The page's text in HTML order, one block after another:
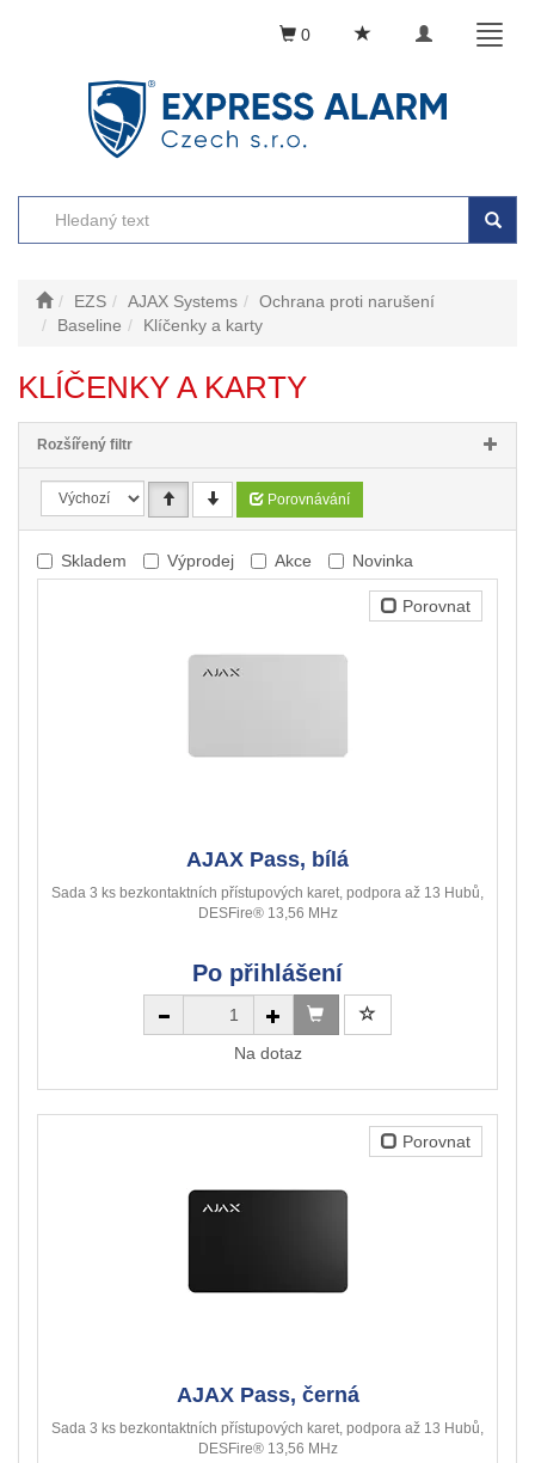
Toggle
0
EZS AJAX Systems
Ochrana proti narušení
Baseline
Klíčenky a karty
KLÍČENKY A KARTY
Rozšířený filtr
Porovnávání
Skladem Výprodej Akce Novinka
Porovnat
AJAX Pass, bílá
Sada 3 ks bezkontaktních přístupových karet, podpora až 13 Hubů,
DESFire® 13,56 MHz
Po přihlášení
Na dotaz
Porovnat
AJAX Pass, černá
Sada 3 ks bezkontaktních přístupových karet, podpora až 13 Hubů,
DESFire® 13,56 MHz